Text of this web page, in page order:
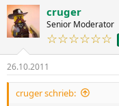
cruger
Senior Moderator
☆☆☆☆☆☆
26.10.2011
cruger schrieb: